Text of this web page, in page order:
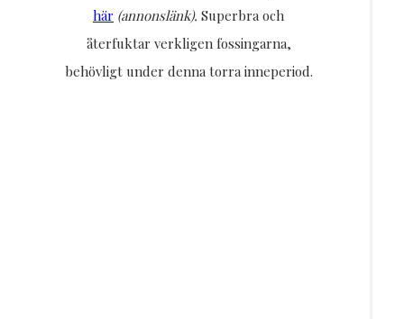
här (annonslänk). Superbra och
återfuktar verkligen fossingarna,
behövligt under denna torra inneperiod.